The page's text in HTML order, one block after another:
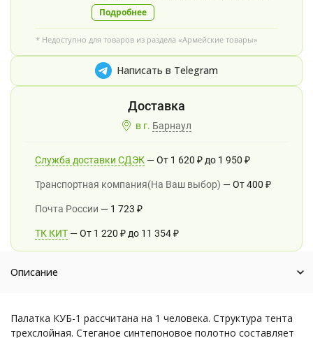
Подробнее
* Недоступно для товаров из раздела «Армейские товары»
Написать в Telegram
в г. Барнаул
Служба доставки СДЭК От 1 620 ₽ до 1 950 ₽
Транспортная компания(На Ваш выбор) От 400 ₽
Почта России 1 723 ₽
ТК КИТ От 1 220 ₽ до 11 354₽
Описание
Палатка КУБ-1 рассчитана на 1 человека. Структура тента
трехслойная. Стеганое синтепоновое полотно составляет